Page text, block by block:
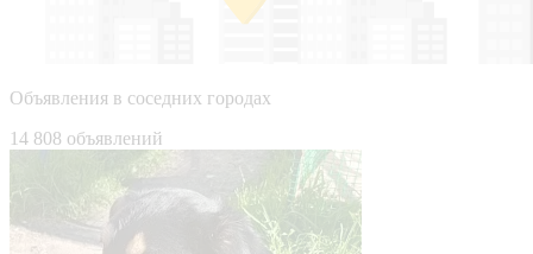
Объявления в соседних городах
14 808 объявлений